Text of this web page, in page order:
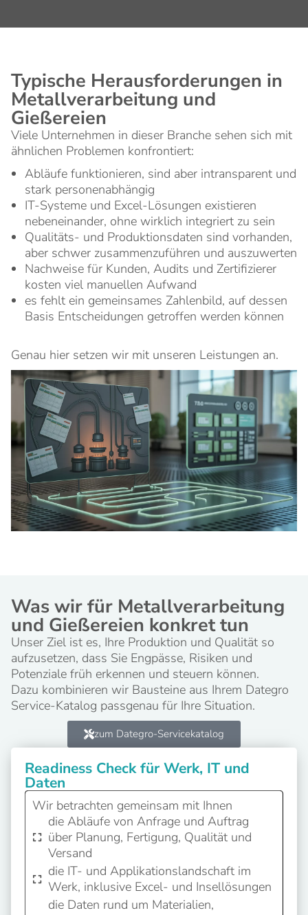
Typische Herausforderungen in
Metallverarbeitung und
Gießereien
Viele Unternehmen in dieser Branche sehen sich mit
ähnlichen Problemen konfrontiert:
Abläufe funktionieren, sind aber intransparent und
stark personenabhängig
IT-Systeme und Excel-Lösungen existieren
nebeneinander, ohne wirklich integriert zu sein
Qualitäts- und Produktionsdaten sind vorhanden,
aber schwer zusammenzuführen und auszuwerten
Nachweise für Kunden, Audits und Zertifizierer
kosten viel manuellen Aufwand
es fehlt ein gemeinsames Zahlenbild, auf dessen
Basis Entscheidungen getroffen werden können
Genau hier setzen wir mit unseren Leistungen an.
Was wir für Metallverarbeitung
und Gießereien konkret tun
Unser Ziel ist es, Ihre Produktion und Qualität so
aufzusetzen, dass Sie Engpässe, Risiken und
Potenziale früh erkennen und steuern können.
Dazu kombinieren wir Bausteine aus Ihrem Dategro
Service-Katalog passgenau für Ihre Situation.
zum Dategro-Servicekatalog
Readiness Check für Werk, IT und
Daten
Wir betrachten gemeinsam mit Ihnen
die Abläufe von Anfrage und Auftrag
über Planung, Fertigung, Qualität und
Versand
die IT- und Applikationslandschaft im
Werk, inklusive Excel- und Insellösungen
die Daten rund um Materialien,